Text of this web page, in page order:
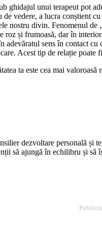
ghidajul unui terapeut pot
vedere, a lucra conștient
nostru divin. Fenomenul
și frumoasă, dar în
sens în contact
Acest tip de relație poate
ta este cea mai
dezvoltare personală
să ajungă în echilibru și